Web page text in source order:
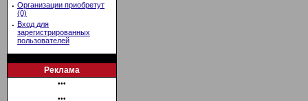
· Организации приобретут
(0)
· Вход для
зарегистрированных
пользователей
Реклама
•••
•••